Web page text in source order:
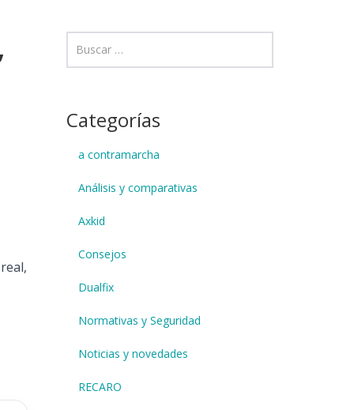
Categorías
a contramarcha
Análisis y comparativas
Axkid
Consejos
Dualfix
Normativas y Seguridad
Noticias y novedades
RECARO